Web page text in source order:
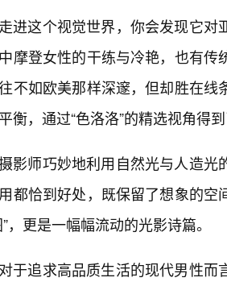
走进这个视觉世界，你会发现它
摩登女性的干练与冷艳，也有
不如欧美那样深邃，但却胜在
衡，通过“色洛洛”的精选视角得
影师巧妙地利用自然光与人造光
都恰到好处，既保留了想象的
，更是一幅幅流动的光影诗篇。
对于追求高品质生活的现代男性